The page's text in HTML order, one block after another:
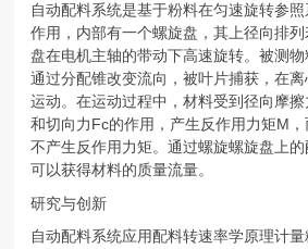
自动配料系统是基于粉料在匀速旋转参
作用，内部有一个螺旋盘，其上径向排
盘在电机主轴的带动下高速旋转。被测物
通过分配锥改变流向，被叶片捕获，在
运动。在运动过程中，材料受到径向摩
和切向力Fc的作用，产生反作用力矩M
不产生反作用力矩。通过螺旋螺旋盘上的
可以获得材料的质量流量。
研究与创新
自动配料系统应用配料转速率学原理计